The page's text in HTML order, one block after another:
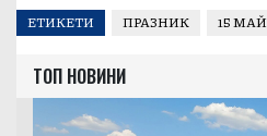
ЕТИКЕТИ ПРАЗНИК 15 МАЙ
ТОП НОВИНИ